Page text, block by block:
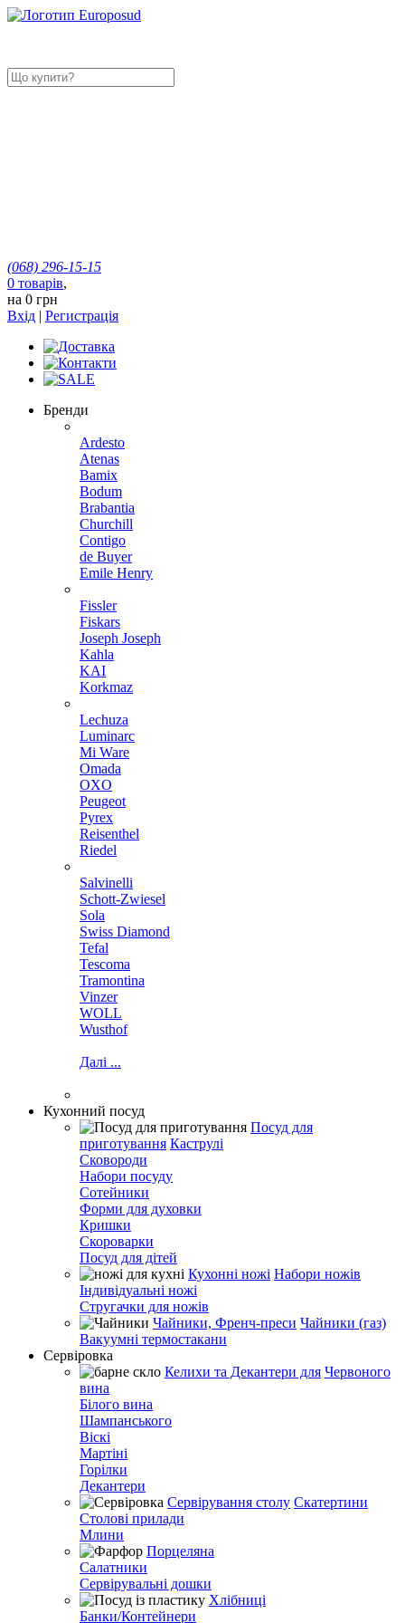
(068) 296-15-15
0 товарів,
на 0 грн
Вхід | Регистрація
Бренди
Ardesto
Atenas
Bamix
Bodum
Brabantia
Churchill
Contigo
de Buyer
Emile Henry
Fissler
Fiskars
Joseph Joseph
Kahla
KAI
Korkmaz
Lechuza
Luminarc
Mi Ware
Omada
OXO
Peugeot
Pyrex
Reisenthel
Riedel
Salvinelli
Schott-Zwiesel
Sola
Swiss Diamond
Tefal
Tescoma
Tramontina
Vinzer
WOLL
Wusthof
Далі ...
Кухонний посуд
Посуд для
приготування Каструлі
Сковороди
Набори посуду
Сотейники
Форми для духовки
Кришки
Скороварки
Посуд для дітей
Кухонні ножі Набори ножів
Індивідуальні ножі
Стругачки для ножів
Чайники, Френч-преси Чайники (газ)
Вакуумні термостакани
Сервіровка
Келихи та Декантери для Червоного
вина
Білого вина
Шампанського
Віскі
Мартіні
Горілки
Декантери
Сервірування столу Скатертини
Столові прилади
Млини
Порцеляна
Салатники
Сервірувальні дошки
Хлібниці
Банки/Контейнери